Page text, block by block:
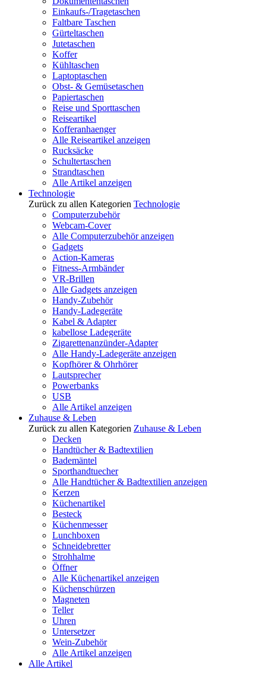
Einkaufs-/Tragetaschen
Faltbare Taschen
Gürteltaschen
Jutetaschen
Koffer
Kühltaschen
Laptoptaschen
Obst- & Gemüsetaschen
Papiertaschen
Reise und Sporttaschen
Reiseartikel
Kofferanhaenger
Alle Reiseartikel anzeigen
Rucksäcke
Schultertaschen
Strandtaschen
Alle Artikel anzeigen
Technologie
Zurück zu allen Kategorien Technologie
Computerzubehör
Webcam-Cover
Alle Computerzubehör anzeigen
Gadgets
Action-Kameras
Fitness-Armbänder
VR-Brillen
Alle Gadgets anzeigen
Handy-Zubehör
Handy-Ladegeräte
Kabel & Adapter
kabellose Ladegeräte
Zigarettenanzünder-Adapter
Alle Handy-Ladegeräte anzeigen
Kopfhörer & Ohrhörer
Lautsprecher
Powerbanks
USB
Alle Artikel anzeigen
Zuhause & Leben
Zurück zu allen Kategorien Zuhause & Leben
Decken
Handtücher & Badtextilien
Bademäntel
Sporthandtuecher
Alle Handtücher & Badtextilien anzeigen
Kerzen
Küchenartikel
Besteck
Küchenmesser
Lunchboxen
Schneidebretter
Strohhalme
Öffner
Alle Küchenartikel anzeigen
Küchenschürzen
Magneten
Teller
Uhren
Untersetzer
Wein-Zubehör
Alle Artikel anzeigen
Alle Artikel